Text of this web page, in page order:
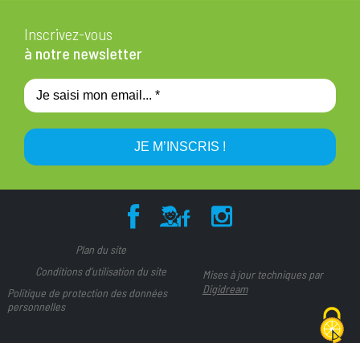
Inscrivez-vous
à notre newsletter
Plan du site
Conditions d’utilisation du site
Politique de protection des données
personnelles
Mises à jour techniques par
Digidream